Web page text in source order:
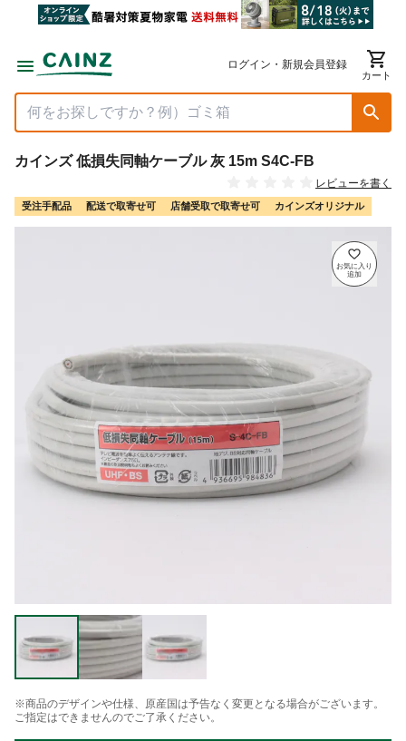
ログイン・新規会員登録
カート
カインズ 低損失同軸ケーブル 灰 15m S4C-FB
レビューを書く
受注手配品 配送で取寄せ可 店舗受取で取寄せ可 カインズオリジナル
※商品のデザインや仕様、原産国は予告なく変更となる場合がございます。
ご指定はできませんのでご了承ください。